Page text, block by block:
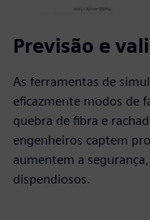
Previsão e
As ferramentas de
eficazmente modos de
quebra de fibra e
engenheiros captem
aumentem a
dispendiosos.